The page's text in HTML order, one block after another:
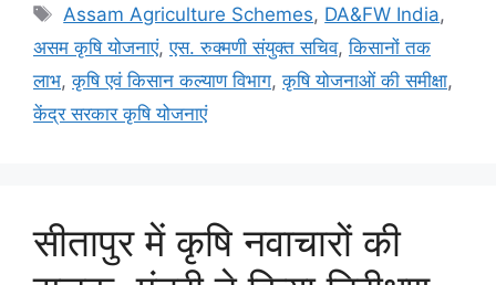
Assam Agriculture Schemes, DA&FW India,
असम कृषि योजनाएं,एस. रुक्मणी संयुक्त सचिव,किसानों तक
लाभ,कृषि एवं किसान कल्याण विभाग,कृषि योजनाओं की समीक्षा,
केंद्र सरकार कृषि योजनाएं
सीतापुर में कृषि नवाचारों की